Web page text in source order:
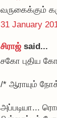
வருகைக்கும்
31 January
சிராஜ் said...
சகோ புதிய
/* ஆராயும்
அப்படியா...